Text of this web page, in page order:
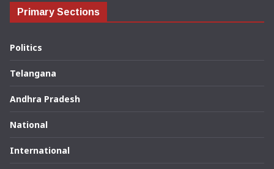
Primary Sections
Politics
Telangana
Andhra Pradesh
National
International